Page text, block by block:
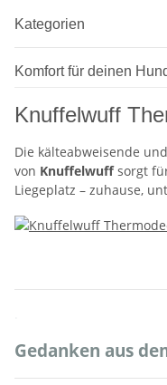
Kategorien
Komfort für deinen
Knuffelwuff
Die kälteabweisende
von Knuffelwuffsorgt
Liegeplatz – zuhause,
Gedanken aus